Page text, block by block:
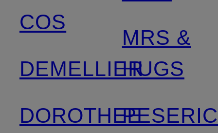
COS
DEMELLIER
DOROTHEE
MRS &
HUGS